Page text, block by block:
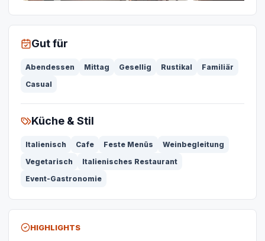
Gut für
Abendessen Mittag Gesellig Rustikal
Familiär
Casual
Küche & Stil
Italienisch Cafe Feste Menüs
Weinbegleitung
Vegetarisch
Italienisches Restaurant
Event-Gastronomie
HIGHLIGHTS